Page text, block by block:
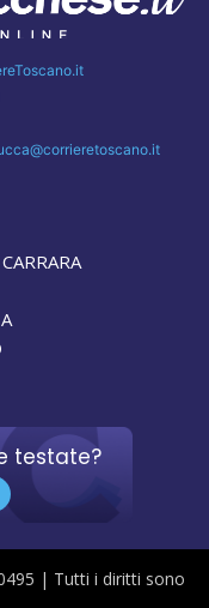
testate?
| Tutti i diritti sono